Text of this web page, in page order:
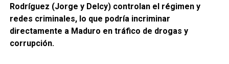
Rodríguez (Jorge y Delcy) controlan el régimen y
redes criminales, lo que podría incriminar
directamente a Maduro en tráfico de drogas y
corrupción.